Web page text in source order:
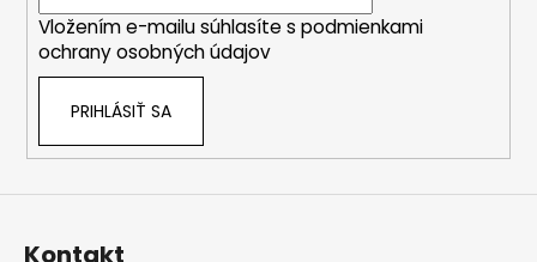
Vložením e-mailu súhlasíte s podmienkami
ochrany osobných údajov
PRIHLÁSIŤ SA